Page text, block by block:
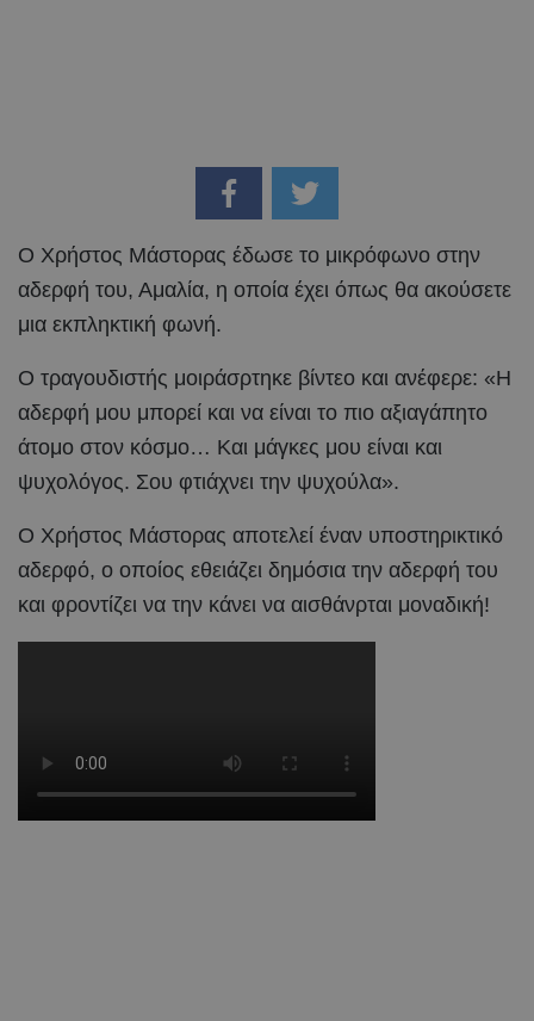
Ο Χρήστος Μάστορας έδωσε το μικρόφωνο στην
αδερφή του, Αμαλία, η οποία έχει όπως θα ακούσετε
μια εκπληκτική φωνή.
Ο τραγουδιστής μοιράσρτηκε βίντεο και ανέφερε: «Η
αδερφή μου μπορεί και να είναι το πιο αξιαγάπητο
άτομο στον κόσμο… Και μάγκες μου είναι και
ψυχολόγος. Σου φτιάχνει την ψυχούλα».
Ο Χρήστος Μάστορας αποτελεί έναν υποστηρικτικό
αδερφό, ο οποίος εθειάζει δημόσια την αδερφή του
και φροντίζει να την κάνει να αισθάνρται μοναδική!